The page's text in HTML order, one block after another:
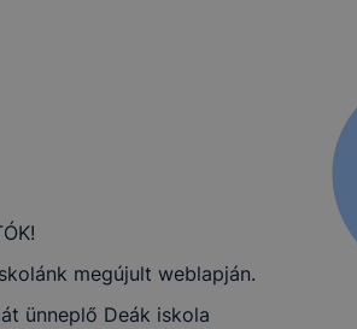
megújult weblapján.
ünneplő Deák iskola